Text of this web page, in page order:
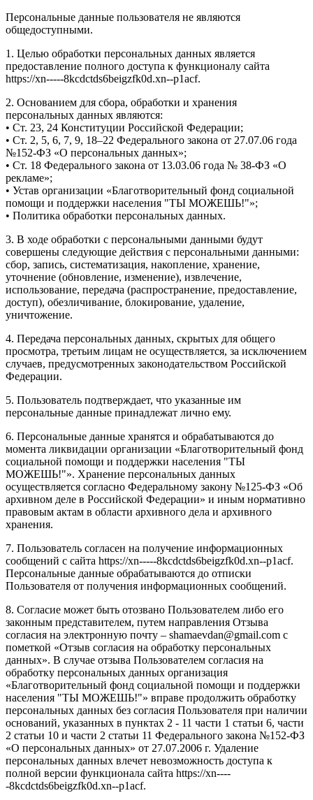
Персональные данные пользователя не являются
общедоступными.
1. Целью обработки персональных данных является
предоставление полного доступа к функционалу сайта
https://xn-----8kcdctds6beigzfk0d.xn--p1acf.
2. Основанием для сбора, обработки и хранения
персональных данных являются:
• Ст. 23, 24 Конституции Российской Федерации;
• Ст. 2, 5, 6, 7, 9, 18–22 Федерального закона от 27.07.06 года
№152-ФЗ «О персональных данных»;
• Ст. 18 Федерального закона от 13.03.06 года № 38-ФЗ «О
рекламе»;
• Устав организации «Благотворительный фонд социальной
помощи и поддержки населения "ТЫ МОЖЕШЬ!"»;
• Политика обработки персональных данных.
3. В ходе обработки с персональными данными будут
совершены следующие действия с персональными данными:
сбор, запись, систематизация, накопление, хранение,
уточнение (обновление, изменение), извлечение,
использование, передача (распространение, предоставление,
доступ), обезличивание, блокирование, удаление,
уничтожение.
4. Передача персональных данных, скрытых для общего
просмотра, третьим лицам не осуществляется, за исключением
случаев, предусмотренных законодательством Российской
Федерации.
5. Пользователь подтверждает, что указанные им
персональные данные принадлежат лично ему.
6. Персональные данные хранятся и обрабатываются до
момента ликвидации организации «Благотворительный фонд
социальной помощи и поддержки населения "ТЫ
МОЖЕШЬ!"». Хранение персональных данных
осуществляется согласно Федеральному закону №125-ФЗ «Об
архивном деле в Российской Федерации» и иным нормативно
правовым актам в области архивного дела и архивного
хранения.
7. Пользователь согласен на получение информационных
сообщений с сайта https://xn-----8kcdctds6beigzfk0d.xn--p1acf.
Персональные данные обрабатываются до отписки
Пользователя от получения информационных сообщений.
8. Согласие может быть отозвано Пользователем либо его
законным представителем, путем направления Отзыва
согласия на электронную почту – shamaevdan@gmail.com с
пометкой «Отзыв согласия на обработку персональных
данных». В случае отзыва Пользователем согласия на
обработку персональных данных организация
«Благотворительный фонд социальной помощи и поддержки
населения "ТЫ МОЖЕШЬ!"» вправе продолжить обработку
персональных данных без согласия Пользователя при наличии
оснований, указанных в пунктах 2 - 11 части 1 статьи 6, части
2 статьи 10 и части 2 статьи 11 Федерального закона №152-ФЗ
«О персональных данных» от 27.07.2006 г. Удаление
персональных данных влечет невозможность доступа к
полной версии функционала сайта https://xn----
-8kcdctds6beigzfk0d.xn--p1acf.